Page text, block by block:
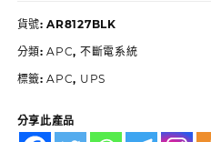
貨號:AR8127BLK
分類:APC, 不斷電系統
標籤:APC, UPS
分享此產品